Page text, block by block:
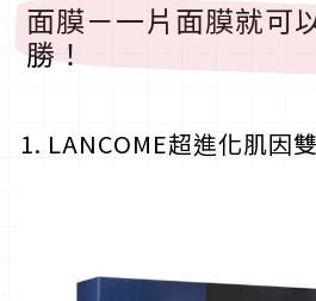
面膜－一片面膜就可
勝！
1. LANCOME超進化肌因